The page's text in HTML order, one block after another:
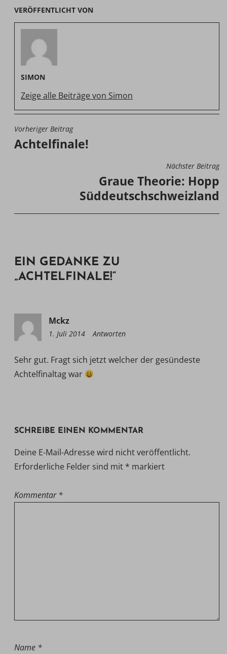
VERÖFFENTLICHT VON
SIMON
Zeige alle Beiträge von Simon
BEITRAGSNAVIGATION
Vorheriger Beitrag
Achtelfinale!
Nächster Beitrag
Graue Theorie: Hopp
Süddeutschschweizland
EIN GEDANKE ZU
„ACHTELFINALE!“
Mckz
1. Juli 2014 19:12
Antworten
Sehr gut. Fragt sich jetzt welcher der gesündeste
Achtelfinaltag war
SCHREIBE EINEN KOMMENTAR
Deine E-Mail-Adresse wird nicht veröffentlicht.
Erforderliche Felder sind mit * markiert
Kommentar *
Name *